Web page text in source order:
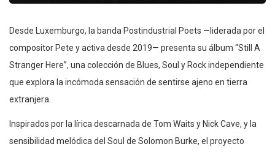
Desde Luxemburgo, la banda Postindustrial Poets —liderada por el
compositor Pete y activa desde 2019— presenta su álbum “Still A
Stranger Here”, una colección de Blues, Soul y Rock independiente
que explora la incómoda sensación de sentirse ajeno en tierra
extranjera.
Inspirados por la lírica descarnada de Tom Waits y Nick Cave, y la
sensibilidad melódica del Soul de Solomon Burke, el proyecto